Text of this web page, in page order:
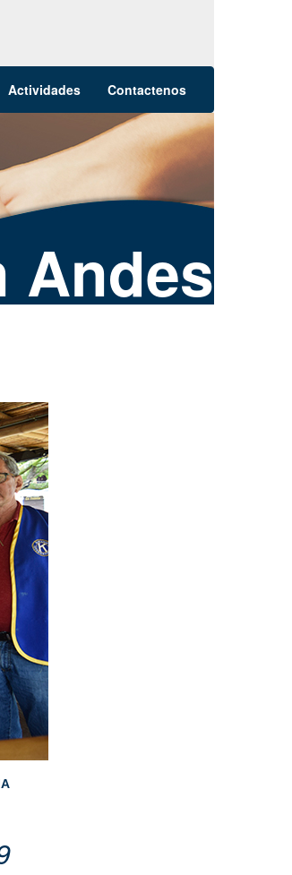
Actividades Contactenos
Andes